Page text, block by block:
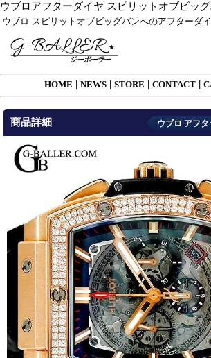
ウブロアフターダイヤ スピリットオブビッ
ウブロ スピリットオブビッグバンへのアフターダ
HOME NEWS STORE CONTACT
商品詳細 ウブロ アフ